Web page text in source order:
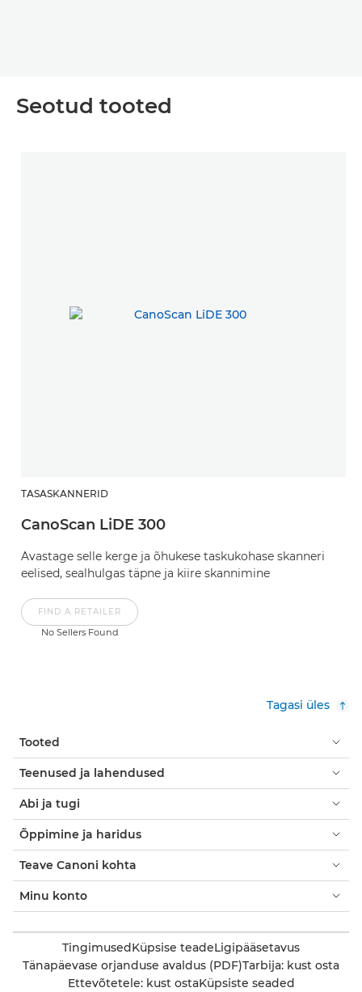
Seotud tooted
TASASKANNERID
CanoScan LiDE 300
Avastage selle kerge ja õhukese taskukohase skanneri
eelised, sealhulgas täpne ja kiire skannimine
FIND A RETAILER
No Sellers Found
Tagasi üles
Tooted
Teenused ja lahendused
Abi ja tugi
Õppimine ja haridus
Teave Canoni kohta
Minu konto
TingimusedKüpsise teadeLigipääsetavus
Tänapäevase orjanduse avaldus (PDF)Tarbija: kust osta
Ettevõtetele: kust ostaKüpsiste seaded